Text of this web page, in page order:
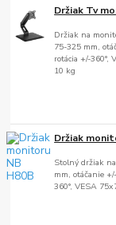
Držiak Tv
Držiak na
75-325 mm,
rotácia +/-360°,
10 kg
Držiak
Stolný držiak
mm, otáčanie
360°, VESA